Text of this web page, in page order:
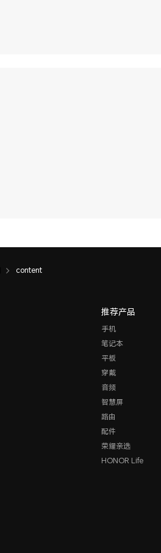
content
推荐产品
手机
笔记本
平板
穿戴
音频
智慧屏
路由
配件
荣耀亲选
HONOR Life